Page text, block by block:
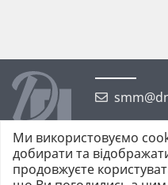
Ми використовуємо
добирати та
продовжуєте